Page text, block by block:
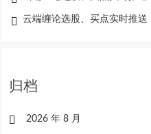
云端缠论选股、买点实时推
归档
2026 年 8 月